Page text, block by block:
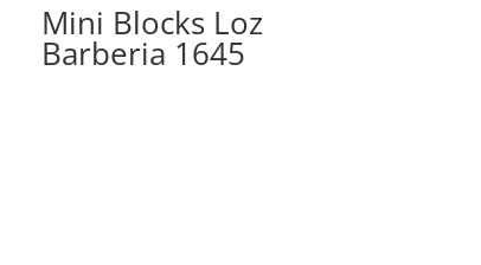
Mini Blocks Loz
Barberia 1645